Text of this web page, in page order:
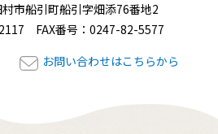
市船引町船引字畑添76番地2
FAX番号：0247-82-5577
お問い合わせはこちらから